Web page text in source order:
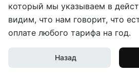
который мы указываем в
видим, что нам говорит, что
оплате любого тарифа на год.
Назад